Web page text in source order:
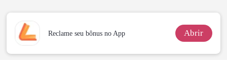
Reclame seu bônus no App Abrir